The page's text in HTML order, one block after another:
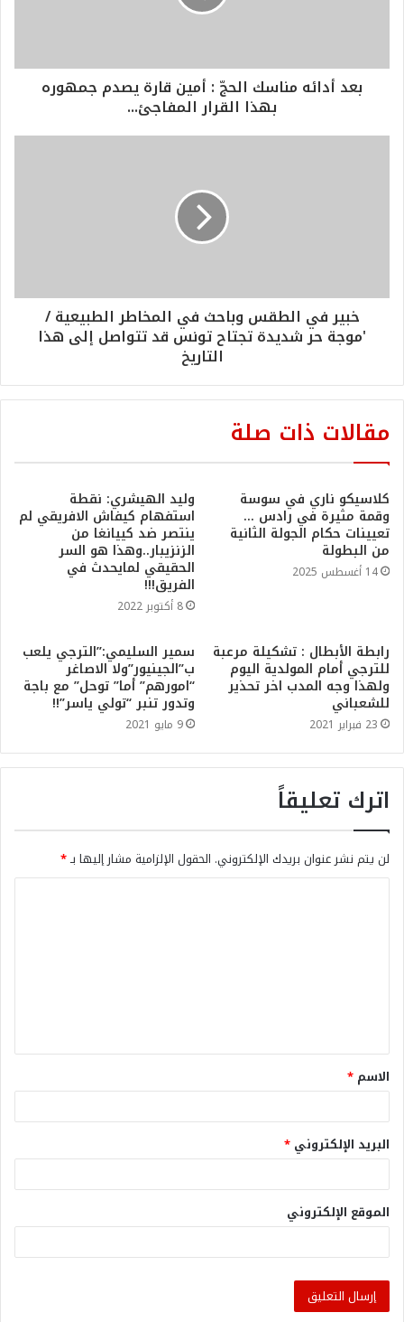
بعد أدائه مناسك الحجّ : أمين قارة يصدم جمهوره
بهذا القرار المفاجئ...
خبير في الطقس وباحث في المخاطر الطبيعية /
'موجة حر شديدة تجتاح تونس قد تتواصل إلى هذا
التاريخ
مقالات ذات صلة
كلاسيكو ناري في سوسة
وقمة مثيرة في رادس …
تعيينات حكام الجولة الثانية
من البطولة
14 أغسطس 2025
وليد الهيشري: نقطة
استفهام كيفاش الافريقي لم
ينتصر ضد كييانغا من
الزنزيبار..وهذا هو السر
الحقيقي لمايحدث في
الفريق!!!
8 أكتوبر 2022
رابطة الأبطال : تشكيلة مرعبة
للترجي أمام المولدية اليوم
ولهذا وجه المدب اخر تحذير
للشعباني
23 فبراير 2021
سمير السليمي:”الترجي يلعب
ب”الجينيور”ولا الاصاغر
“امورهم” أما” توحل” مع باجة
وتدور تنبر “تولي ياسر”!!
9 مايو 2021
اترك تعليقاً
لن يتم نشر عنوان بريدك الإلكتروني. الحقول الإلزامية مشار إليها بـ*
الاسم *
البريد الإلكتروني *
الموقع الإلكتروني